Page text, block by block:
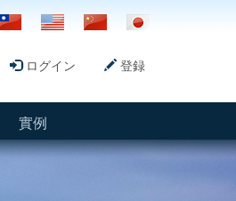
ログイン 登録
實例